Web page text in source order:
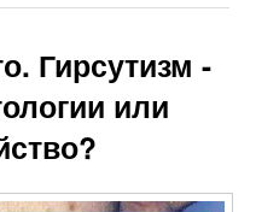
Гирсутизм -
или